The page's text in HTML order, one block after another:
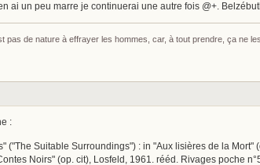
ai un peu marre je continuerai une autre fois @+.
pas de nature à effrayer les hommes, car, à tout prendre, ça ne
:
("The Suitable Surroundings") : in "Aux lisières de la
Noirs" (op. cit), Losfeld, 1961. rééd. Rivages poche